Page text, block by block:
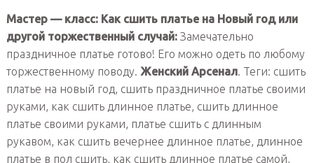
Мастер — класс: Как сшить платье на Новый год или
другой торжественный случай:Замечательно
праздничное платье готово! Его можно одеть по любому
торжественному поводу. Женский Арсенал. Теги: сшить
платье на новый год, сшить праздничное платье своими
руками, как сшить длинное платье, сшить длинное
платье своими руками, платье сшить с длинным
рукавом, как сшить вечернее длинное платье, длинное
платье в пол сшить, как сшить длинное платье самой,